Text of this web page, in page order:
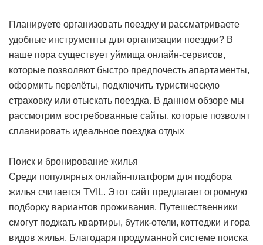
Планируете организовать поездку и рассматриваете
удобные инструменты для организации поездки? В
наше пора существует уймища онлайн-сервисов,
которые позволяют быстро предпочесть апартаменты,
оформить перелёты, подключить туристическую
страховку или отыскать поездка. В данном обзоре мы
рассмотрим востребованные сайты, которые позволят
спланировать идеальное поездка отдых
Поиск и бронирование жилья
Среди популярных онлайн-платформ для подбора
жилья считается TVIL. Этот сайт предлагает огромную
подборку вариантов проживания. Путешественники
смогут поджать квартиры, бутик-отели, коттеджи и гора
видов жилья. Благодаря продуманной системе поиска